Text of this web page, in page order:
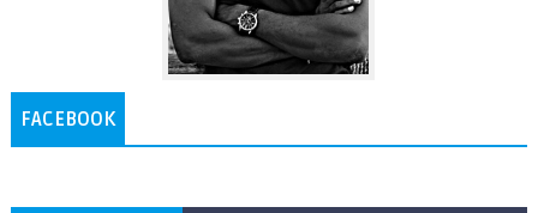
FACEBOOK